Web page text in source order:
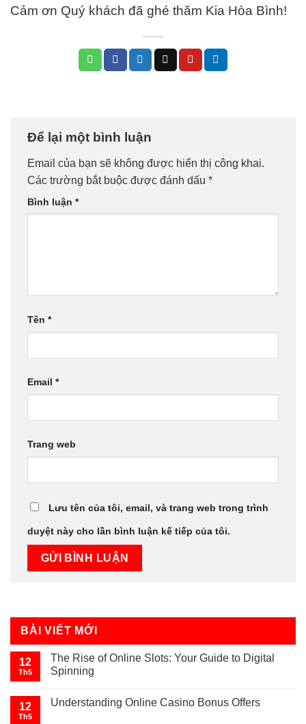
Cảm ơn Quý khách đã ghé thăm Kia Hòa Bình!
Để lại một bình luận
Email của bạn sẽ không được hiển thị công khai.
Các trường bắt buộc được đánh dấu *
Bình luận *
Tên *
Email *
Trang web
Lưu tên của tôi, email, và trang web trong trình
duyệt này cho lần bình luận kế tiếp của tôi.
BÀI VIẾT MỚI
12
Th5
The Rise of Online Slots: Your Guide to Digital
Spinning
12
Th5
Understanding Online Casino Bonus Offers